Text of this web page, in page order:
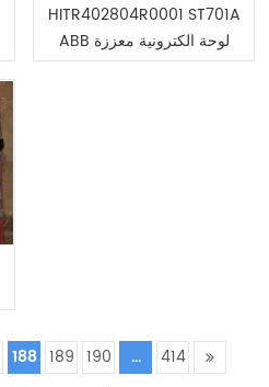
HITR402804R0001 ST701A
ABB لوحة الكترونية معززة
188 189 190 ... 414